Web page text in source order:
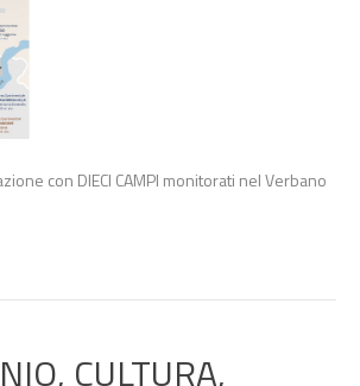
con DIECI CAMPI monitorati nel Verbano
CULTURA,